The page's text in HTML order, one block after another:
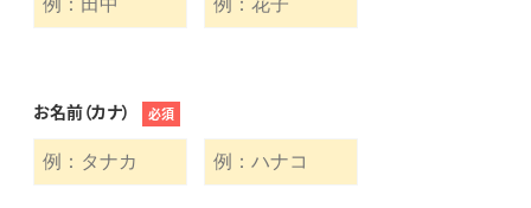
お名前（カナ） 必須